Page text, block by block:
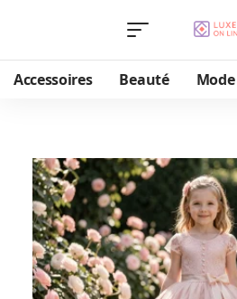
Accessoires Beauté Mode